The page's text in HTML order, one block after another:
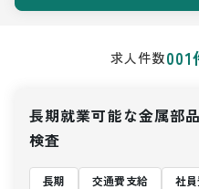
求人件数001
長期就業可能な金属部
検査
長期 交通費支給 社員